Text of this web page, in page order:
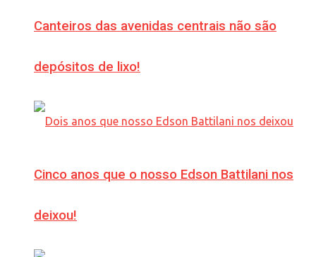
Canteiros das avenidas centrais não são
depósitos de lixo!
Cinco anos que o nosso Edson Battilani nos
deixou!